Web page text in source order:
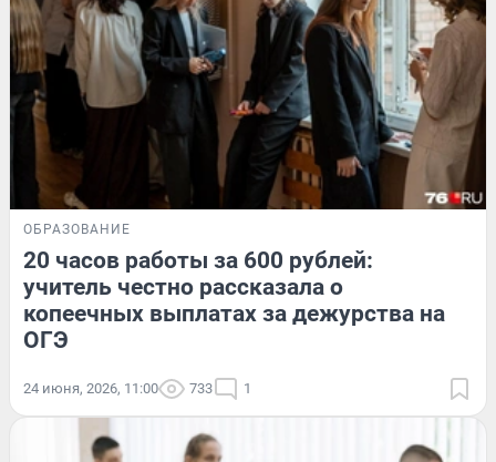
ОБРАЗОВАНИЕ
20 часов работы за 600 рублей:
учитель честно рассказала о
копеечных выплатах за дежурства на
ОГЭ
24 июня, 2026, 11:00 733 1